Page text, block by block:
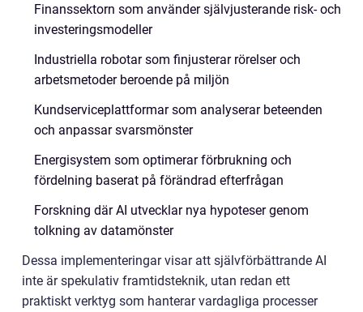
Finanssektorn som använder självjusterande risk- och
investeringsmodeller
Industriella robotar som finjusterar rörelser och
arbetsmetoder beroende på miljön
Kundserviceplattformar som analyserar beteenden
och anpassar svarsmönster
Energisystem som optimerar förbrukning och
fördelning baserat på förändrad efterfrågan
Forskning där AI utvecklar nya hypoteser genom
tolkning av datamönster
Dessa implementeringar visar att självförbättrande AI
inte är spekulativ framtidsteknik, utan redan ett
praktiskt verktyg som hanterar vardagliga processer